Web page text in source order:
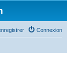
Connexion